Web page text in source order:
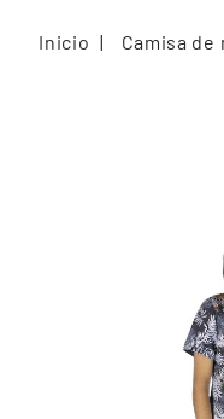
Inicio Camisa